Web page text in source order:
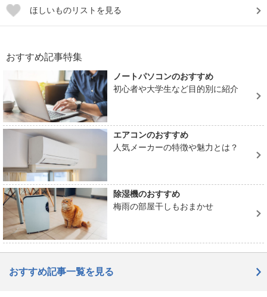
ほしいものリストを見る
おすすめ記事特集
ノートパソコンのおすすめ
初心者や大学生など目的別に紹介
エアコンのおすすめ
人気メーカーの特徴や魅力とは？
除湿機のおすすめ
梅雨の部屋干しもおまかせ
おすすめ記事一覧を見る